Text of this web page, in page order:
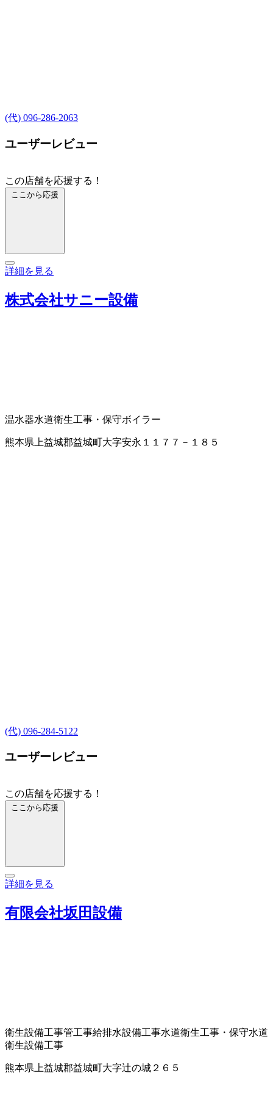
(代) 096-286-2063
ユーザーレビュー
この店舗を応援する！
ここから応援
詳細を見る
株式会社サニー設備
温水器水道衛生工事・保守ボイラー
熊本県上益城郡益城町大字安永１１７７－１８５
(代) 096-284-5122
ユーザーレビュー
この店舗を応援する！
ここから応援
詳細を見る
有限会社坂田設備
衛生設備工事管工事給排水設備工事水道衛生工事・保守水道
衛生設備工事
熊本県上益城郡益城町大字辻の城２６５